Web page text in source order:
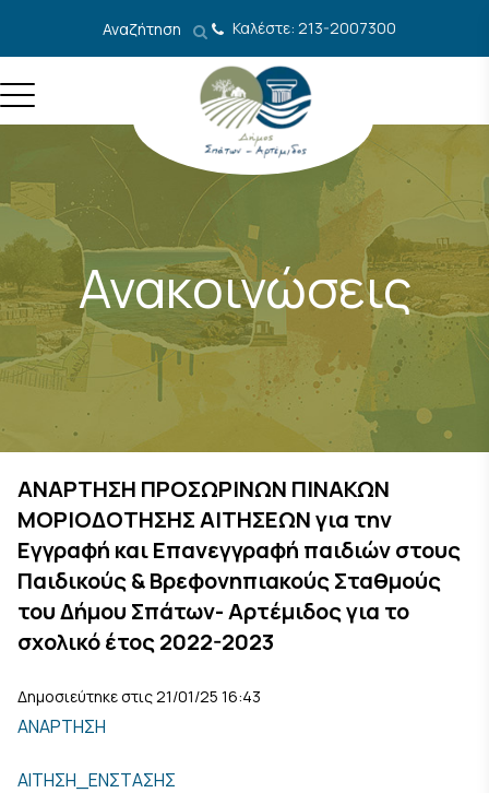
Αναζήτηση Καλέστε: 213-2007300
Ανακοινώσεις
ΑΝΑΡΤΗΣΗ ΠΡΟΣΩΡΙΝΩΝ ΠΙΝΑΚΩΝ
ΜΟΡΙΟΔΟΤΗΣΗΣ ΑΙΤΗΣΕΩΝ για την
Εγγραφή και Επανεγγραφή παιδιών στους
Παιδικούς & Βρεφονηπιακούς Σταθμούς
του Δήμου Σπάτων- Αρτέμιδος για το
σχολικό έτος 2022-2023
Δημοσιεύτηκε στις 21/01/25 16:43
ΑΝΑΡΤΗΣΗ
ΑΙΤΗΣΗ_ΕΝΣΤΑΣΗΣ